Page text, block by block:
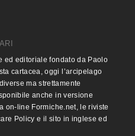
ed editoriale fondato da Paolo
cartacea, oggi l’arcipelago
ma strettamente
anche in versione
on-line Formiche.net, le riviste
Policy e il sito in inglese ed